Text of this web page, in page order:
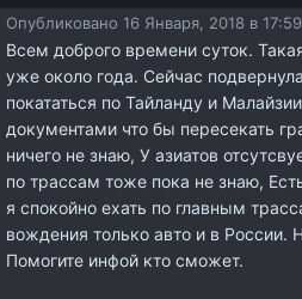
Опубликовано 16 Января, 2018 в 17:59
Всем доброго времени суток.
уже около года. Сейчас
покататься по Тайланду и
документами что бы пересекать
ничего не знаю, У азиатов
по трассам тоже пока не знаю,
я спокойно ехать по главным
вождения только авто и в России.
Помогите инфой кто сможет.